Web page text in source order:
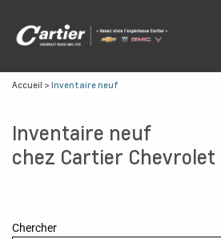
Accueil > Inventaire neuf
Inventaire neuf
chez Cartier Chevrolet
Chercher